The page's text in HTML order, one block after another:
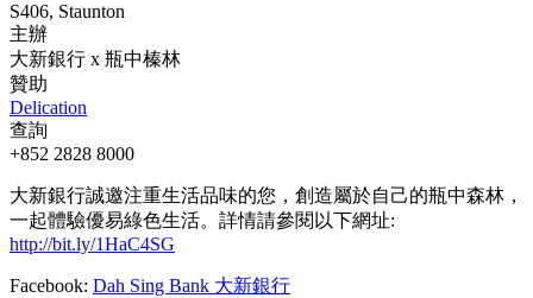
S406, Staunton
主辦
大新銀行 x 瓶中榛林
贊助
Delication
查詢
+852 2828 8000
大新銀行誠邀注重生活品味的您，創造屬於自己的瓶中森林，
一起體驗優易綠色生活。詳情請參閱以下網址:
http://bit.ly/1HaC4SG
Facebook: Dah Sing Bank 大新銀行